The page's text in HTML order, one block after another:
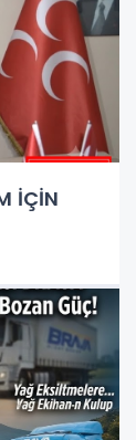
İÇİN